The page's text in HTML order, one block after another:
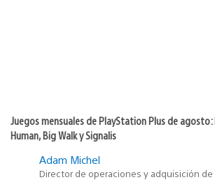
Juegos mensuales de PlayStation Plus de
Human, Big Walk y Signalis
Adam Michel
Director de operaciones y adquisición de